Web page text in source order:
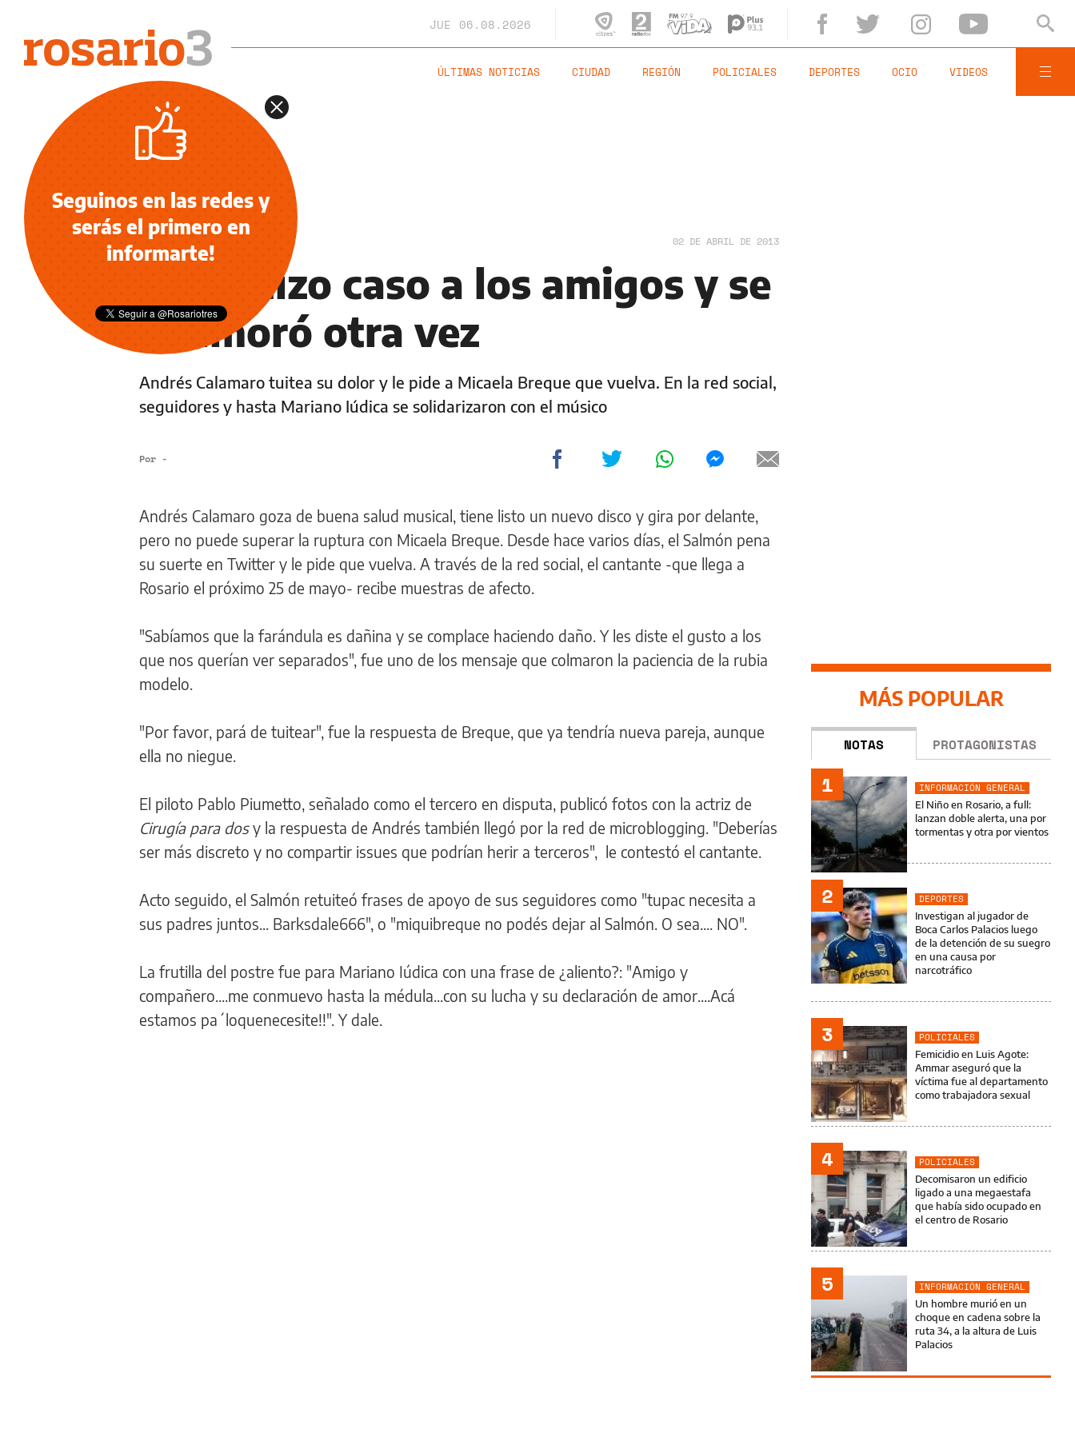
JUE 06.08.2026
ÚLTIMAS NOTICIAS CIUDAD REGIÓN POLICIALES DEPORTES OCIO VIDEOS
NOTICIAS 02 DE ABRIL DE 2013
No le hizo caso a los amigos y se
enamoró otra vez
Andrés Calamaro tuitea su dolor y le pide a Micaela Breque que vuelva. En la red social,
seguidores y hasta Mariano Iúdica se solidarizaron con el músico
Por -
Andrés Calamaro goza de buena salud musical, tiene listo un nuevo disco y gira por delante,
pero no puede superar la ruptura con Micaela Breque. Desde hace varios días, el Salmón pena
su suerte en Twitter y le pide que vuelva. A través de la red social, el cantante -que llega a
Rosario el próximo 25 de mayo- recibe muestras de afecto.
"Sabíamos que la farándula es dañina y se complace haciendo daño. Y les diste el gusto a los
que nos querían ver separados", fue uno de los mensaje que colmaron la paciencia de la rubia
modelo.
"Por favor, pará de tuitear", fue la respuesta de Breque, que ya tendría nueva pareja, aunque
ella no niegue.
El piloto Pablo Piumetto, señalado como el tercero en disputa, publicó fotos con la actriz de
Cirugía para dosy la respuesta de Andrés también llegó por la red de microblogging. "Deberías
ser más discreto y no compartir issues que podrían herir a terceros", le contestó el cantante.
Acto seguido, el Salmón retuiteó frases de apoyo de sus seguidores como "tupac necesita a
sus padres juntos... Barksdale666", o "miquibreque no podés dejar al Salmón. O sea.... NO".
La frutilla del postre fue para Mariano Iúdica con una frase de ¿aliento?: "Amigo y
compañero....me conmuevo hasta la médula...con su lucha y su declaración de amor....Acá
estamos pa´loquenecesite!!". Y dale.
MÁS POPULAR
NOTAS PROTAGONISTAS
1
INFORMACIÓN GENERAL
El Niño en Rosario, a full:
lanzan doble alerta, una por
tormentas y otra por vientos
2
DEPORTES
Investigan al jugador de
Boca Carlos Palacios luego
de la detención de su suegro
en una causa por
narcotráfico
3
POLICIALES
Femicidio en Luis Agote:
Ammar aseguró que la
víctima fue al departamento
como trabajadora sexual
4
POLICIALES
Decomisaron un edificio
ligado a una megaestafa
que había sido ocupado en
el centro de Rosario
5
INFORMACIÓN GENERAL
Un hombre murió en un
choque en cadena sobre la
ruta 34, a la altura de Luis
Palacios
Seguinos en las redes y
serás el primero en
informarte!